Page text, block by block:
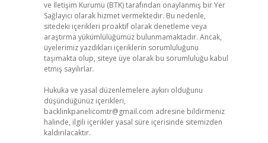
ve İletişim Kurumu (BTK) tarafından onaylanmış bir Yer
Sağlayıcı olarak hizmet vermektedir. Bu nedenle,
sitedeki içerikleri proaktif olarak denetleme veya
araştırma yükümlülüğümüz bulunmamaktadır. Ancak,
üyelerimiz yazdıkları içeriklerin sorumluluğunu
taşımakta olup, siteye üye olarak bu sorumluluğu kabul
etmiş sayılırlar.
Hukuka ve yasal düzenlemelere aykırı olduğunu
düşündüğünüz içerikleri,
backlinkpanelicomtr@gmail.com adresine bildirmeniz
halinde, ilgili içerikler yasal süre içerisinde sitemizden
kaldırılacaktır.